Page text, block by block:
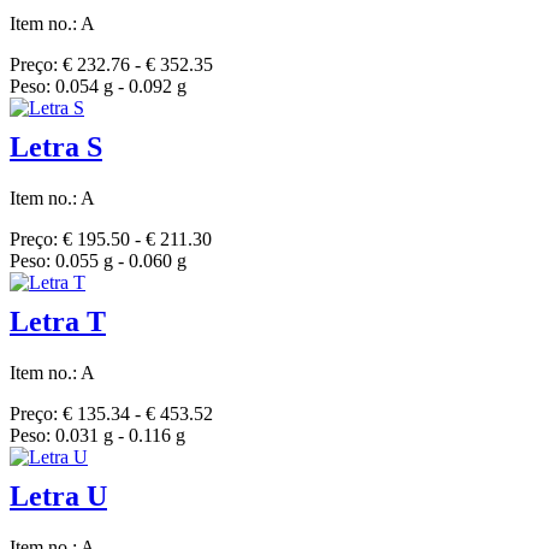
Item no.: A
Preço: € 232.76 - € 352.35
Peso: 0.054 g - 0.092 g
Letra S
Item no.: A
Preço: € 195.50 - € 211.30
Peso: 0.055 g - 0.060 g
Letra T
Item no.: A
Preço: € 135.34 - € 453.52
Peso: 0.031 g - 0.116 g
Letra U